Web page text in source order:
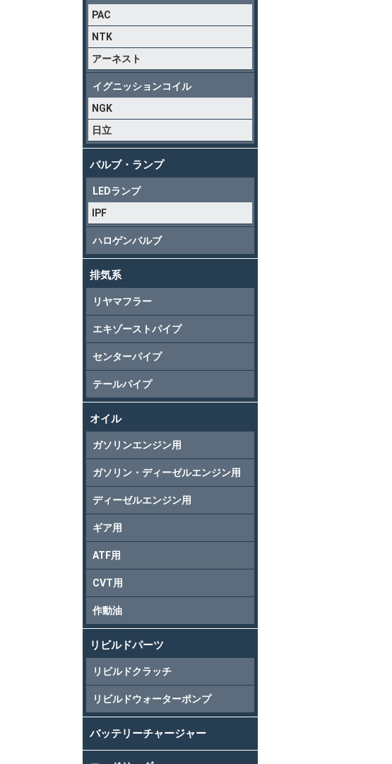
PAC
NTK
アーネスト
イグニッションコイル
NGK
日立
バルブ・ランプ
LEDランプ
IPF
ハロゲンバルブ
排気系
リヤマフラー
エキゾーストパイプ
センターパイプ
テールパイプ
オイル
ガソリンエンジン用
ガソリン・ディーゼルエンジン用
ディーゼルエンジン用
ギア用
ATF用
CVT用
作動油
リビルドパーツ
リビルドクラッチ
リビルドウォーターポンプ
バッテリーチャージャー